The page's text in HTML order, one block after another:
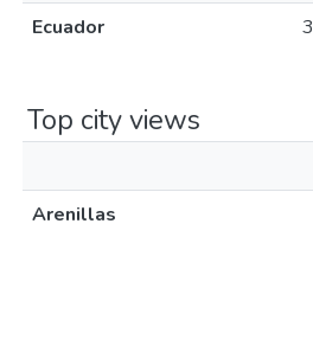
Ecuador
3
Top city views
Arenillas